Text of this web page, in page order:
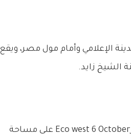
الإعلامي وأمام مول مصر، ويقع
حرصت الشركة المنفذة لهذا المشروع على تنفيذ كمبوند ايكو ويست اكتوبرEco west 6 October على مساحة